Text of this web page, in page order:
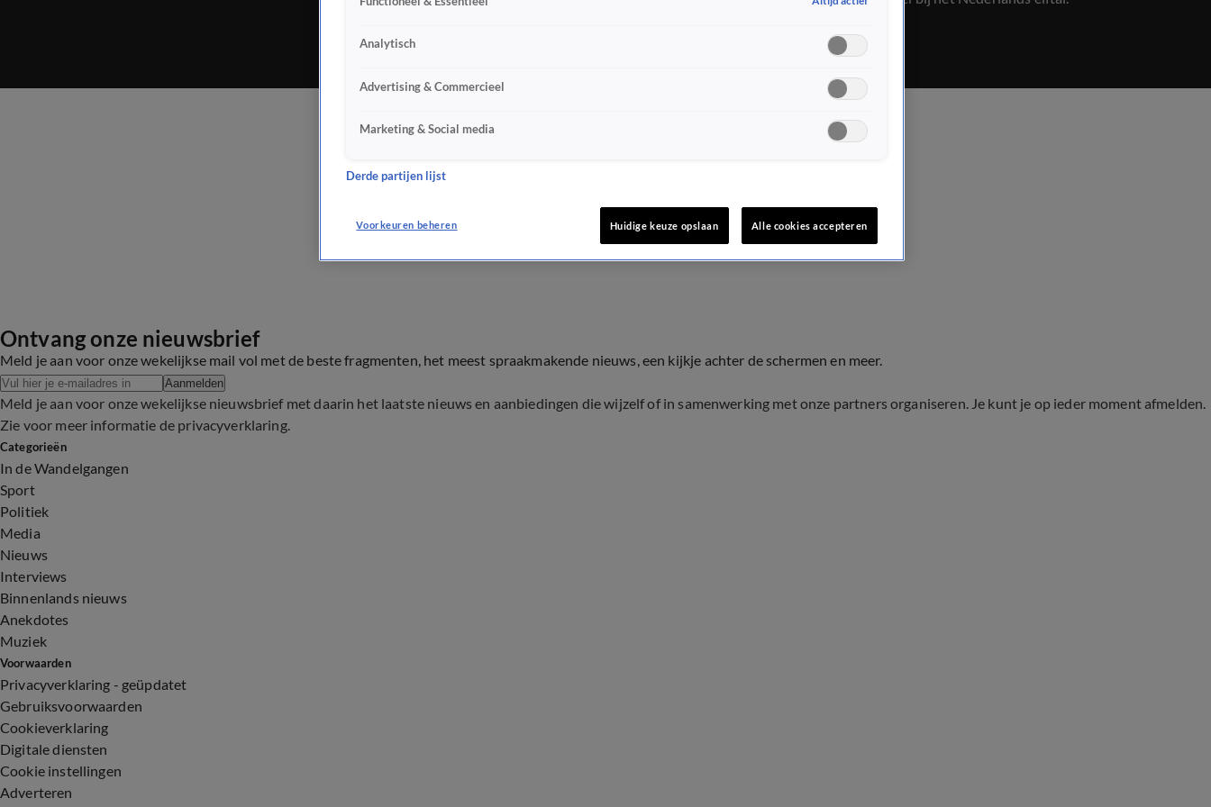
Ontvang onze nieuwsbrief
Meld je aan voor onze wekelijkse mail vol met de beste fragmenten, het meest spraakmakende nieuws, een kijkje achter de schermen en meer.
Aanmelden
Meld je aan voor onze wekelijkse nieuwsbrief met daarin het laatste nieuws en aanbiedingen die wijzelf of in samenwerking met onze partners organiseren. Je kunt je op ieder moment afmelden.
Zie voor meer informatie de privacyverklaring.
Categorieën
In de Wandelgangen
Sport
Politiek
Media
Nieuws
Interviews
Binnenlands nieuws
Anekdotes
Muziek
Voorwaarden
Privacyverklaring - geüpdatet
Gebruiksvoorwaarden
Cookieverklaring
Digitale diensten
Cookie instellingen
Adverteren
Analytisch
Advertising & Commercieel
Marketing & Social media
Derde partijen lijst
Voorkeuren beheren Huidige keuze opslaan Alle cookies accepteren